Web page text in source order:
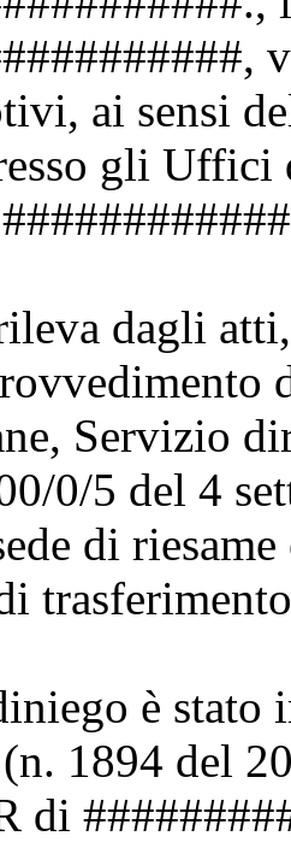
ai sensi
gli Uffici
dagli
Servizio
0/5 del 4
di
è stato
1894 del
di